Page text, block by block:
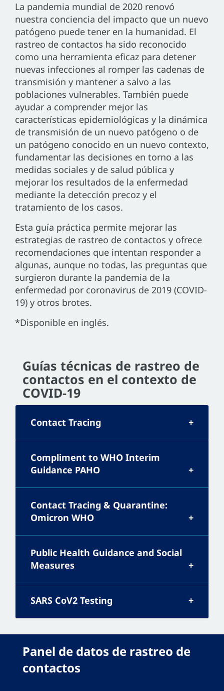
La pandemia mundial de 2020 renovó
nuestra conciencia del impacto que un nuevo
patógeno puede tener en la humanidad. El
rastreo de contactos ha sido reconocido
como una herramienta eficaz para detener
nuevas infecciones al romper las cadenas de
transmisión y mantener a salvo a las
poblaciones vulnerables. También puede
ayudar a comprender mejor las
características epidemiológicas y la dinámica
de transmisión de un nuevo patógeno o de
un patógeno conocido en un nuevo contexto,
fundamentar las decisiones en torno a las
medidas sociales y de salud pública y
mejorar los resultados de la enfermedad
mediante la detección precoz y el
tratamiento de los casos.
Esta guía práctica permite mejorar las
estrategias de rastreo de contactos y ofrece
recomendaciones que intentan responder a
algunas, aunque no todas, las preguntas que
surgieron durante la pandemia de la
enfermedad por coronavirus de 2019 (COVID-
19) y otros brotes.
*Disponible en inglés.
Guías técnicas de rastreo de
contactos en el contexto de
COVID-19
Contact Tracing
Compliment to WHO Interim
Guidance PAHO
Contact Tracing & Quarantine:
Omicron WHO
Public Health Guidance and Social
Measures
SARS CoV2 Testing
Panel de datos de rastreo de
contactos